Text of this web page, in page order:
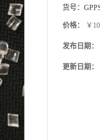
货号：
价格：￥
发布日期：